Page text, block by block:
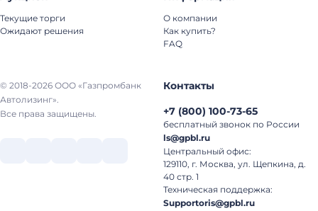
© 2018-2026 ООО «Газпромбанк
Автолизинг».
Все права защищены.
Текущие торги
Ожидают решения
О компании
Как купить?
FAQ
Контакты
+7 (800) 100-73-65
бесплатный звонок по России
ls@gpbl.ru
Центральный офис:
129110, г. Москва, ул. Щепкина, д.
40 стр. 1
Техническая поддержка:
Supportoris@gpbl.ru